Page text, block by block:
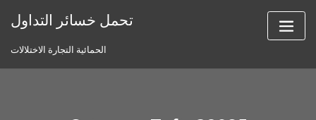
تحمل خسائر التداول
الحمائية التجارة الاختلالات